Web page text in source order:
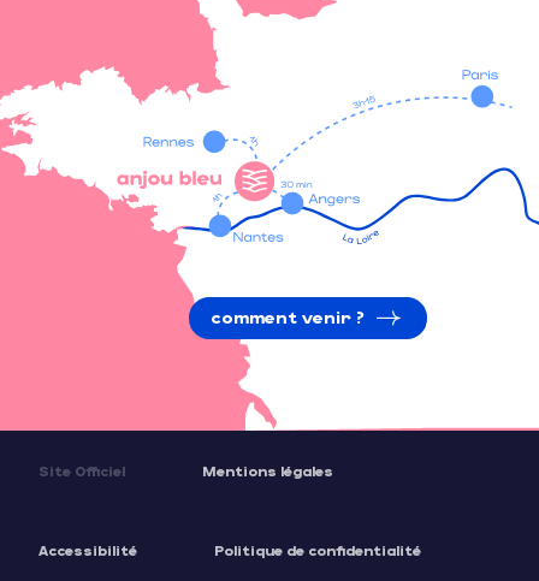
comment venir ?
Site Officiel Mentions légales
Accessibilité Politique de confidentialité